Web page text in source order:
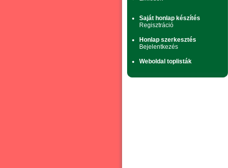
Saját honlap készítés
Regisztráció
Honlap szerkesztés
Bejelentkezés
Weboldal toplisták